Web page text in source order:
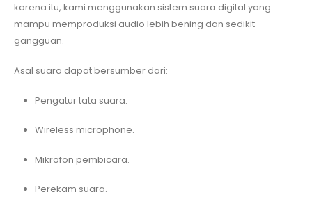
karena itu, kami menggunakan sistem suara digital yang
mampu memproduksi audio lebih bening dan sedikit
gangguan.
Asal suara dapat bersumber dari:
Pengatur tata suara.
Wireless microphone.
Mikrofon pembicara.
Perekam suara.